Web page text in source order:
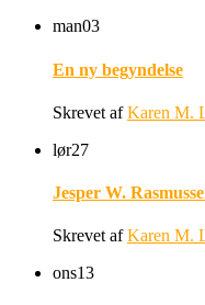
man03
En ny begyndelse
Skrevet afKaren M.
lør27
Jesper W.
Skrevet afKaren M.
ons13